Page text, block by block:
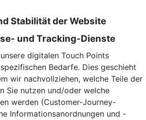
Stabilität der Website
und Tracking-Dienste
digitalen Touch Points
Bedarfe. Dies geschieht
wir nachvollziehen, welche Teile der
Sie nutzen und/oder welche
werden (Customer-Journey-
Informationsanordnungen und -